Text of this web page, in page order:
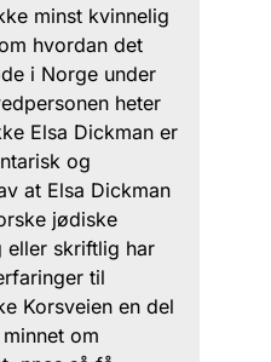
minst kvinnelig
hvordan det
i Norge under
heter
Elsa Dickman er
og
at Elsa Dickman
jødiske
eller skriftlig har
til
Korsveien en del
om